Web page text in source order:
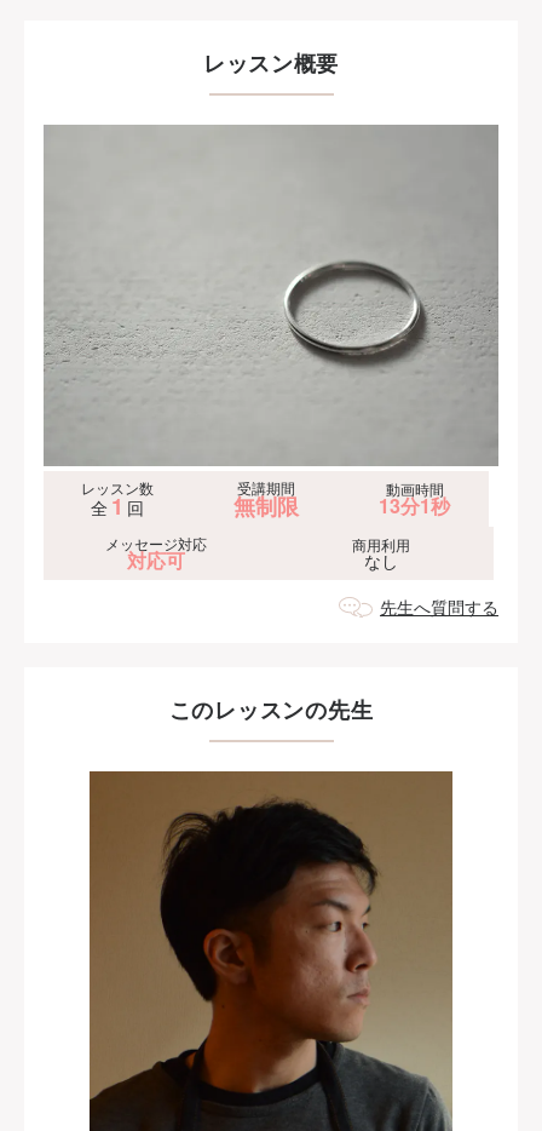
レッスン概要
レッスン数
全 1 回
受講期間
無制限
動画時間
13分1秒
メッセージ対応
対応可
商用利用
なし
先生へ質問する
このレッスンの先生